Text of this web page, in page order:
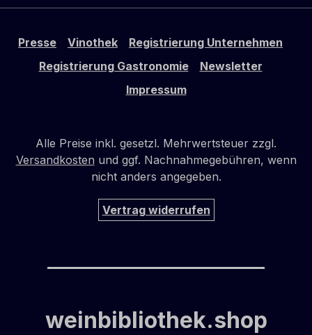
Presse Vinothek
Registrierung Unternehmen
Registrierung Gastronomie
Newsletter
Impressum
Alle Preise inkl. gesetzl. Mehrwertsteuer zzgl.
Versandkosten und ggf. Nachnahmegebühren, wenn
nicht anders angegeben.
Vertrag widerrufen
weinbibliothek.shop